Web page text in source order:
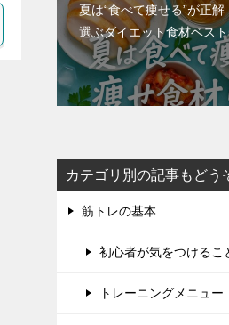
夏は“食べて痩せる”が正
選ぶダイエット食材ベス
カテゴリ別の記事もどう
筋トレの基本
初心者が気をつけるこ
トレーニングメニュー